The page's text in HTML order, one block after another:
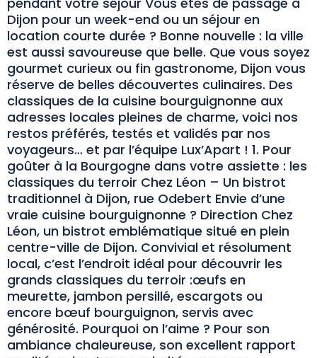
Dijon pour un week-end ou un séjour en
location courte durée ? Bonne nouvelle : la ville
est aussi savoureuse que belle. Que vous soyez
gourmet curieux ou fin gastronome, Dijon vous
réserve de belles découvertes culinaires. Des
classiques de la cuisine bourguignonne aux
adresses locales pleines de charme, voici nos
restos préférés, testés et validés par nos
voyageurs… et par l’équipe Lux’Apart ! 1. Pour
goûter à la Bourgogne dans votre assiette : les
classiques du terroir Chez Léon – Un bistrot
traditionnel à Dijon, rue Odebert Envie d’une
vraie cuisine bourguignonne ? Direction Chez
Léon, un bistrot emblématique situé en plein
centre-ville de Dijon. Convivial et résolument
local, c’est l’endroit idéal pour découvrir les
grands classiques du terroir :œufs en
meurette, jambon persillé, escargots ou
encore bœuf bourguignon, servis avec
générosité. Pourquoi on l’aime ? Pour son
ambiance chaleureuse, son excellent rapport